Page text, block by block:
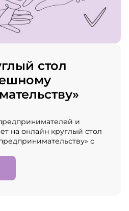
стол
и
на онлайн круглый стол
с